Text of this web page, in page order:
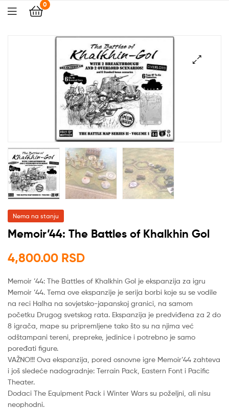
0
Nema na stanju
Memoir’44: The Battles of Khalkhin Gol
4,800.00 RSD
Memoir ’44: The Battles of Khalkhin Gol je ekspanzija za igru
Memoir ’44. Tema ove ekspanzije je serija borbi koje su se vodile
na reci Halha na sovjetsko-japanskoj granici, na samom
početku Drugog svetskog rata. Ekspanzija je predviđena za 2 do
8 igrača, mape su pripremljene tako što su na njima već
odštampani tereni, prepreke, jedinice i potrebno je samo
poređati figure.
VAŽNO!!! Ova ekspanzija, pored osnovne igre Memoir’44 zahteva
i još sledeće nadogradnje: Terrain Pack, Eastern Font i Pacific
Theater.
Dodaci The Equipment Pack i Winter Wars su poželjni, ali nisu
neophodni.